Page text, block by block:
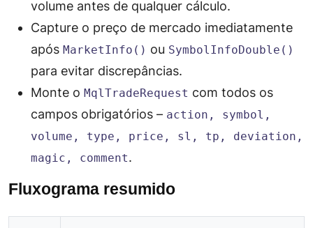
volume antes de qualquer cálculo.
Capture o preço de mercado imediatamente
após MarketInfo() ou SymbolInfoDouble()
para evitar discrepâncias.
Monte o MqlTradeRequest com todos os
campos obrigatórios – action, symbol,
volume, type, price, sl, tp, deviation,
magic, comment.
Fluxograma resumido